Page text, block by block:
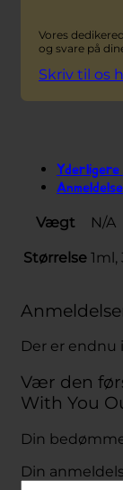
Vores
og svare på
Skriv til os
Vægt N/A
Størrelse 1ml,
Der er endnu
Vær den
With You
Din
Din